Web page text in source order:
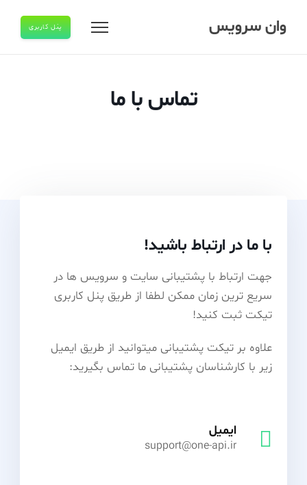
وان سرویس پنل کاربری
تماس با ما
با ما در ارتباط باشید!
جهت ارتباط با پشتیبانی سایت و سرویس ها در
سریع ترین زمان ممکن لطفا از طریق پنل کاربری
تیکت ثبت کنید!
علاوه بر تیکت پشتیبانی میتوانید از طریق ایمیل
زیر با کارشناسان پشتیبانی ما تماس بگیرید:
ایمیل
support@one-api.ir